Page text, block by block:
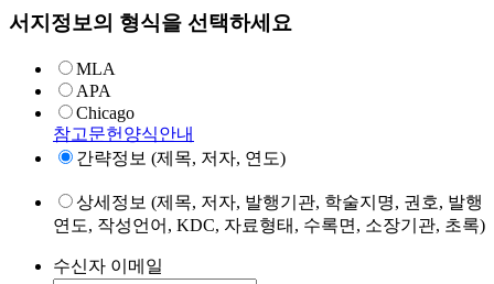
서지정보의 형식을 선택하세요
MLA
APA
Chicago
참고문헌양식안내
간략정보 (제목, 저자, 연도)
상세정보 (제목, 저자, 발행기관, 학술지명, 권호, 발행
연도, 작성언어, KDC, 자료형태, 수록면, 소장기관, 초록)
수신자 이메일